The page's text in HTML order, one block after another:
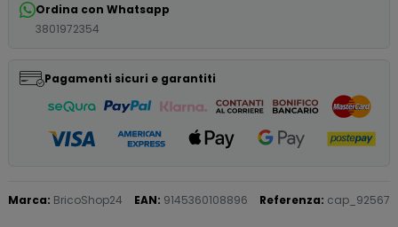
Ordina con Whatsapp
3801972354
Pagamenti sicuri e garantiti
Marca: BricoShop24 EAN: 9145360108896 Referenza: cap_92567